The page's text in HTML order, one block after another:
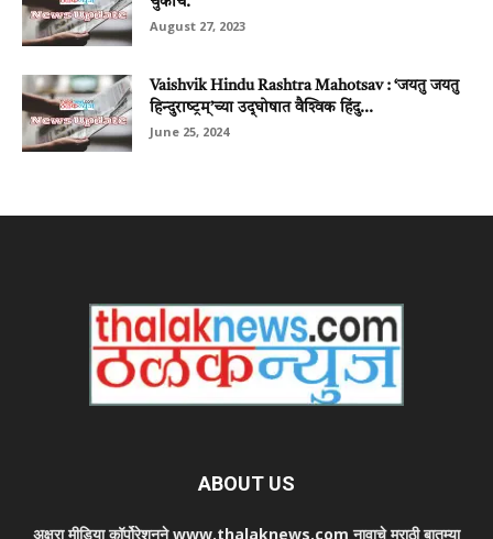
August 27, 2023
Vaishvik Hindu Rashtra Mahotsav : ‘जयतु जयतु
हिन्‍दुराष्‍ट्रम्’च्‍या उद़्‌घोषात वैश्‍विक हिंदु...
June 25, 2024
ABOUT US
अक्षरा मीडिया कॉर्पोरेशनने www.thalaknews.com नावाचे मराठी बातम्या